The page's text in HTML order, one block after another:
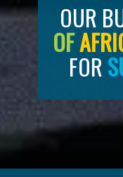
OUR
OF
FOR